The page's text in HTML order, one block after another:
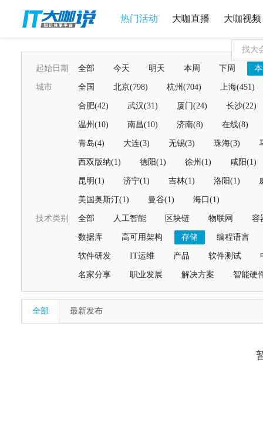
热门活动 大咖直播 大咖视频
起始日期 全部 今天 明天 本周 下周
城市 全国 北京(798) 杭州(704) 上海(451)
合肥(42) 武汉(31) 厦门(24) 长沙(22)
温州(10) 南昌(10) 济南(8) 在线(8)
青岛(4) 大连(3) 无锡(3) 珠海(3)
西双版纳(1) 德阳(1) 徐州(1) 咸阳(1)
昆明(1) 济宁(1) 吉林(1) 洛阳(1)
美国奥斯汀(1) 曼谷(1) 海口(1)
技术类别 全部 人工智能 区块链 物联网 容
数据库 高可用架构 存储 编程语言
软件研发 IT运维 产品 软件测试
名家分享 职业发展 解决方案 智能硬
全部 最新发布